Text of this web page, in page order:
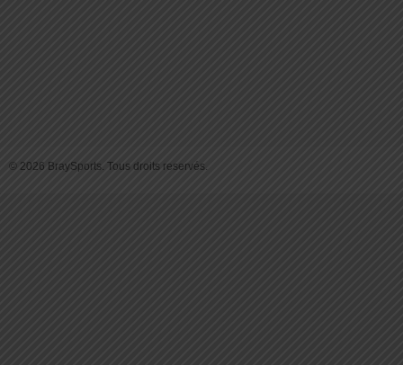
© 2026 BraySports. Tous droits reservés.